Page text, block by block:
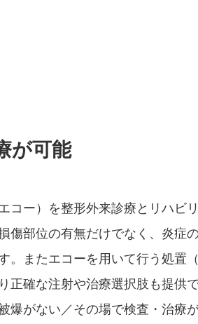
が可能
コー）を整形外来診療とリハビ
傷部位の有無だけでなく、炎症
。またエコーを用いて行う処置
正確な注射や治療選択肢も提供
爆がない／その場で検査・治療